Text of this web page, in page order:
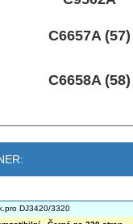
C6657A (57)
C6658A (58)
DJ3420/3320